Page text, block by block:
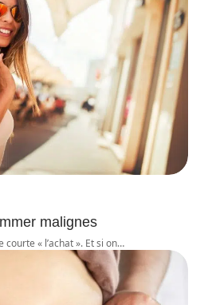
malignes
« l’achat ». Et si on…